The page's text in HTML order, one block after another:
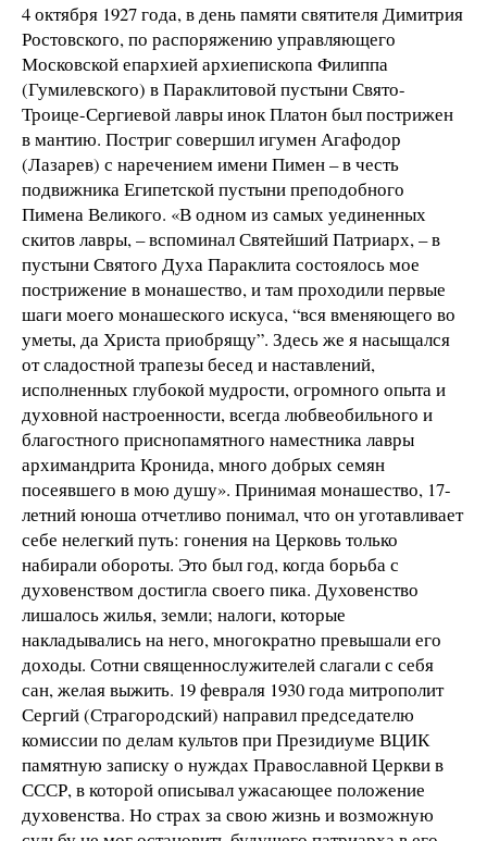
4 октября 1927 года, в день памяти святителя Димитрия
Ростовского, по распоряжению управляющего
Московской епархией архиепископа Филиппа
(Гумилевского) в Параклитовой пустыни Свято-
Троице-Сергиевой лавры инок Платон был пострижен
в мантию. Постриг совершил игумен Агафодор
(Лазарев) с наречением имени Пимен – в честь
подвижника Египетской пустыни преподобного
Пимена Великого. «В одном из самых уединенных
скитов лавры, – вспоминал Святейший Патриарх, – в
пустыни Святого Духа Параклита состоялось мое
пострижение в монашество, и там проходили первые
шаги моего монашеского искуса, “вся вменяющего во
уметы, да Христа приобрящу”. Здесь же я насыщался
от сладостной трапезы бесед и наставлений,
исполненных глубокой мудрости, огромного опыта и
духовной настроенности, всегда любвеобильного и
благостного приснопамятного наместника лавры
архимандрита Кронида, много добрых семян
посеявшего в мою душу». Принимая монашество, 17-
летний юноша отчетливо понимал, что он уготавливает
себе нелегкий путь: гонения на Церковь только
набирали обороты. Это был год, когда борьба с
духовенством достигла своего пика. Духовенство
лишалось жилья, земли; налоги, которые
накладывались на него, многократно превышали его
доходы. Сотни священнослужителей слагали с себя
сан, желая выжить. 19 февраля 1930 года митрополит
Сергий (Страгородский) направил председателю
комиссии по делам культов при Президиуме ВЦИК
памятную записку о нуждах Православной Церкви в
СССР, в которой описывал ужасающее положение
духовенства. Но страх за свою жизнь и возможную